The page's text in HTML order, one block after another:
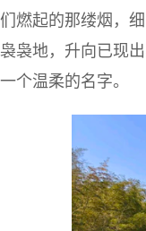
们燃起的那缕烟，
袅袅地，升向已现
一个温柔的名字。